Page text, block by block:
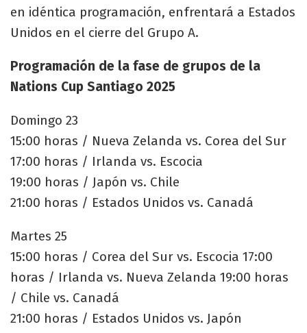
en idéntica programación, enfrentará a Estados
Unidos en el cierre del Grupo A.
Programación de la fase de grupos de la
Nations Cup Santiago 2025
Domingo 23
15:00 horas / Nueva Zelanda vs. Corea del Sur
17:00 horas / Irlanda vs. Escocia
19:00 horas / Japón vs. Chile
21:00 horas / Estados Unidos vs. Canadá
Martes 25
15:00 horas / Corea del Sur vs. Escocia 17:00
horas / Irlanda vs. Nueva Zelanda 19:00 horas
/ Chile vs. Canadá
21:00 horas / Estados Unidos vs. Japón